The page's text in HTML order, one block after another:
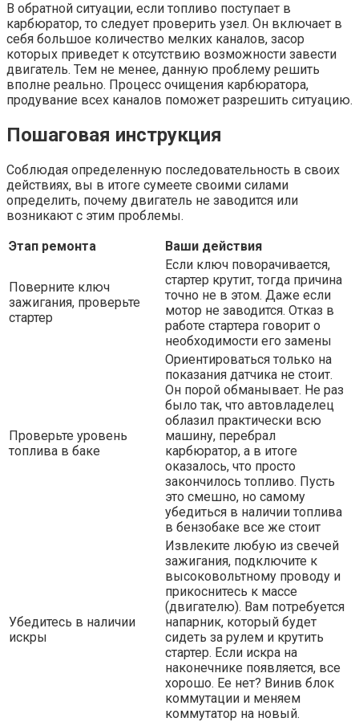
В обратной ситуации, если топливо поступает в
карбюратор, то следует проверить узел. Он включает в
себя большое количество мелких каналов, засор
которых приведет к отсутствию возможности завести
двигатель. Тем не менее, данную проблему решить
вполне реально. Процесс очищения карбюратора,
продувание всех каналов поможет разрешить ситуацию.
Пошаговая инструкция
Соблюдая определенную последовательность в своих
действиях, вы в итоге сумеете своими силами
определить, почему двигатель не заводится или
возникают с этим проблемы.
Этап ремонта
Ваши действия
Поверните ключ
зажигания, проверьте
стартер
Если ключ поворачивается,
стартер крутит, тогда причина
точно не в этом. Даже если
мотор не заводится. Отказ в
работе стартера говорит о
необходимости его замены
Проверьте уровень
топлива в баке
Ориентироваться только на
показания датчика не стоит.
Он порой обманывает. Не раз
было так, что автовладелец
облазил практически всю
машину, перебрал
карбюратор, а в итоге
оказалось, что просто
закончилось топливо. Пусть
это смешно, но самому
убедиться в наличии топлива
в бензобаке все же стоит
Убедитесь в наличии
искры
Извлеките любую из свечей
зажигания, подключите к
высоковольтному проводу и
прикоснитесь к массе
(двигателю). Вам потребуется
напарник, который будет
сидеть за рулем и крутить
стартер. Если искра на
наконечнике появляется, все
хорошо. Ее нет? Винив блок
коммутации и меняем
коммутатор на новый.